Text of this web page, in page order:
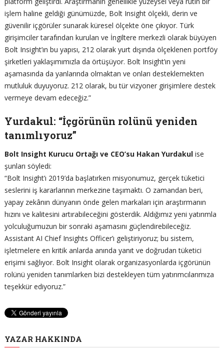
işlem haline geldiği günümüzde, Bolt Insight ölçekli, derin ve
güvenilir içgörüler sunarak küresel ölçekte öne çıkıyor. Türk
girişimciler tarafından kurulan ve İngiltere merkezli olarak büyüyen
Bolt Insight’ın bu yapısı, 212 olarak yurt dışında ölçeklenen portföy
şirketleri yaklaşımımızla da örtüşüyor. Bolt Insight’ın yeni
aşamasında da yanlarında olmaktan ve onları desteklemekten
mutluluk duyuyoruz. 212 olarak, bu tür vizyoner girişimlere destek
vermeye devam edeceğiz.”
Yurdakul: “İçgörünün rolünü yeniden
tanımlıyoruz”
Bolt Insight Kurucu Ortağı ve CEO’su Hakan Yurdakulise
şunları söyledi:
“Bolt Insight’ı 2019’da başlatırken misyonumuz, gerçek tüketici
seslerini iş kararlarının merkezine taşımaktı. O zamandan beri,
yapay zekânın dünyanın önde gelen markaları için araştırmanın
hızını ve kalitesini artırabileceğini gösterdik. Aldığımız yeni yatırımla
yolculuğumuzun bir sonraki aşamasını güçlendirebileceğiz.
Assistant AI Chief Insights Officer’ı geliştiriyoruz; bu sistem,
işletmelere en kritik anlarda anında yanıt ve doğrudan tüketici
erişimi sağlıyor. Bolt Insight olarak organizasyonlarda içgörünün
rolünü yeniden tanımlarken bizi destekleyen tüm yatırımcılarımıza
teşekkür ediyoruz.”
YAZAR HAKKINDA